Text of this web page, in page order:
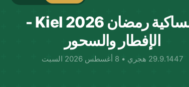
إمساكية رمضان Kiel 2026 -
الإفطار والسحور
29.9.1447 هجري • 8 أغسطس 2026 السبت